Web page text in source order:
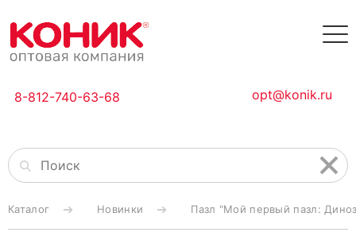
8-812-740-63-68 opt@konik.ru
Каталог Новинки Пазл "Мой первый пазл: